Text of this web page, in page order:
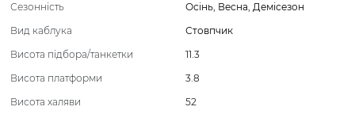
Сезонність
Осінь, Весна, Демісезон
Вид каблука
Стовпчик
Висота підбора/танкетки
11.3
Висота платформи
3.8
Висота халяви
52